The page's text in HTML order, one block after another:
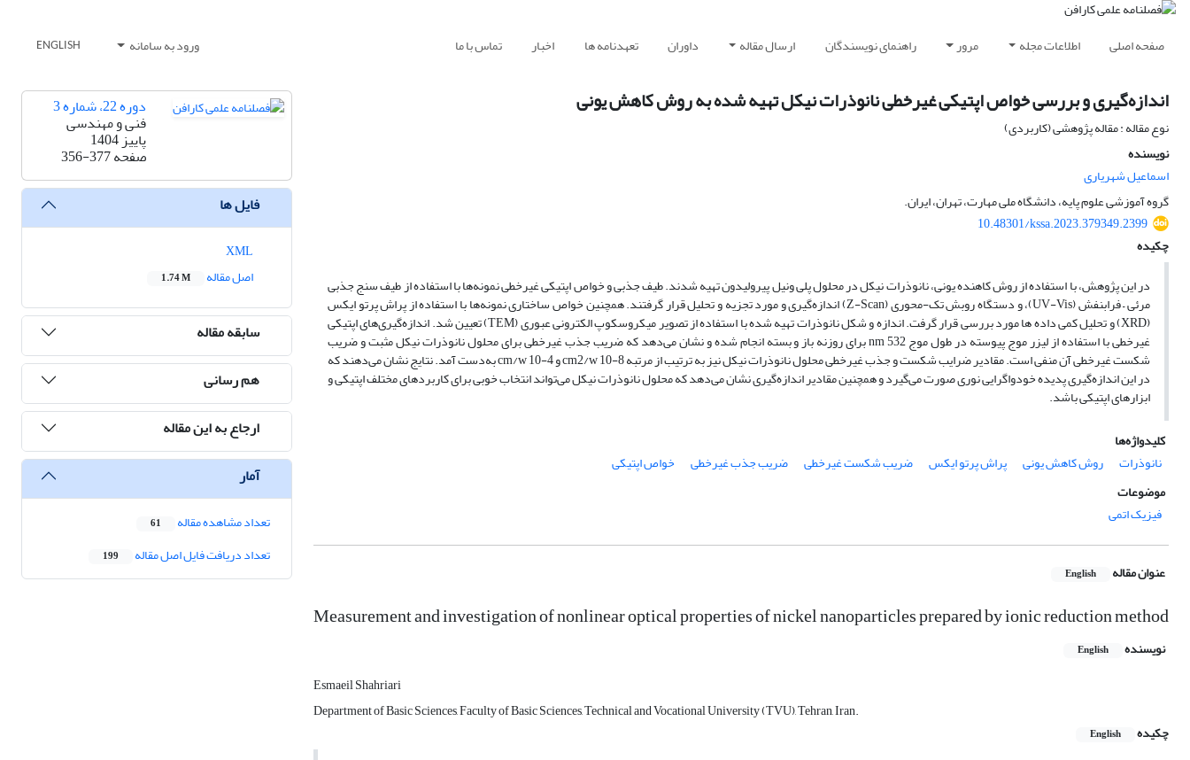
صفحه اصلی اطلاعات مجله مرور راهنمای نویسندگان ارسال مقاله داوران تعهدنامه ها اخبار تماس با ما ورود به سامانه ENGLISH
اندازه‌گیری و بررسی خواص اپتیکی غیرخطی نانوذرات نیکل تهیه شده به روش کاهش یونی
نوع مقاله : مقاله پژوهشی (کاربردی)
نویسنده
اسماعیل شهریاری
گروه آموزشی علوم پایه، دانشگاه ملی مهارت، تهران، ایران.
10.48301/kssa.2023.379349.2399
چکیده
در این پژوهش، با استفاده از روش کاهنده یونی، نانوذرات نیکل در محلول پلی ونیل پیرولیدون تهیه شدند. طیف جذبی و خواص اپتیکی غیر‌خطی نمونه‌ها با استفاده از طیف سنج جذبی
مرئی – فرابنفش (UV-Vis)، و دستگاه روبش تک-محوری (Z-Scan) اندازه‌گیری و مورد تجزیه و تحلیل قرار گرفتند. همچنین خواص ساختاری نمونه‌ها با استفاده از پراش پرتو ایکس
(XRD) و تحلیل کمی داده ها مورد بررسی قرار گرفت. اندازه و شکل نانوذرات تهیه شده با استفاده از تصویر میکروسکوپ الکترونی عبوری (TEM) تعیین شد. اندازه‌گیری‌های اپتیکی
غیر‌خطی با استفاده از لیزر موج پیوسته در طول موج nm 532 برای روزنه باز و بسته انجام شده و نشان می‌دهد که ضریب جذب غیر‌خطی برای محلول نانوذرات نیکل مثبت و ضریب
شکست غیرخطی آن منفی است. مقادیر ضرایب شکست و جذب غیرخطی محلول نانوذرات نیکل نیز به ترتیب از مرتبه cm2/w 10-8 و cm/w 10-4 به‌دست آمد. نتایج نشان می‌دهند که
در این اندازه‌گیری پدیده خودواگرایی نوری صورت می‌گیرد و همچنین مقادیر اندازه‌گیری نشان می‌دهد که محلول نانوذرات نیکل می‌تواند انتخاب خوبی برای کاربردهای مختلف اپتیکی و
ابزارهای اپتیکی باشد.
کلیدواژه‌ها
نانوذرات
روش کاهش یونی پراش پرتو ایکس ضریب شکست غیرخطی ضریب جذب غیرخطی
خواص اپتیکی
موضوعات
فیزیک اتمی
عنوان مقاله English
Measurement and investigation of nonlinear optical properties of nickel nanoparticles prepared by ionic reduction method
نویسنده English
Esmaeil Shahriari
Department of Basic Sciences, Faculty of Basic Sciences, Technical and Vocational University (TVU), Tehran, Iran.
چکیده
English
دوره 22، شماره 3
فنی و مهندسی
پاییز 1404
صفحه356-377
فایل ها
اصل مقاله
1.74 M
سابقه مقاله
هم رسانی
ارجاع به این مقاله
آمار
تعداد مشاهده مقاله 61
تعداد دریافت فایل اصل مقاله 199